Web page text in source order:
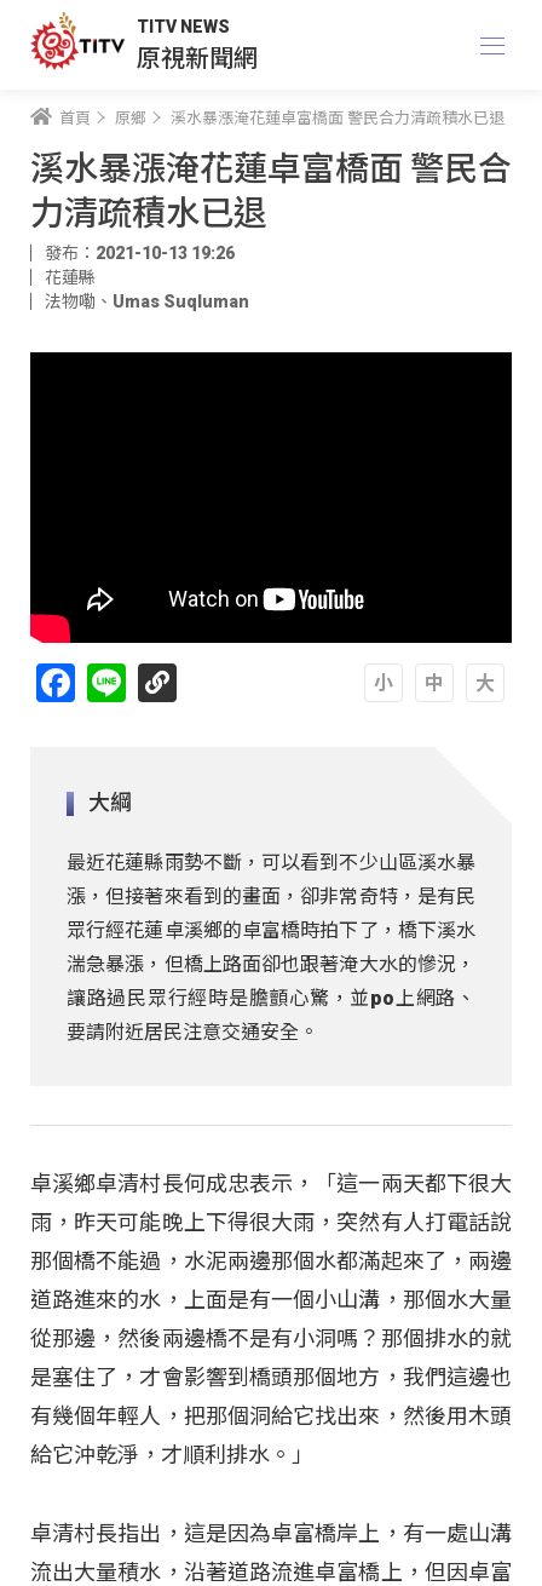
TITV NEWS
原視新聞網
首頁 原鄉 溪水暴漲淹花蓮卓富橋面 警民合力清疏積水已退
溪水暴漲淹花蓮卓富橋面 警民合
力清疏積水已退
發布：2021-10-13 19:26
花蓮縣
法物嘞 、 Umas Suqluman
Facebook
Line
大綱
最近花蓮縣雨勢不斷，可以看到不少山區溪水暴
漲，但接著來看到的畫面，卻非常奇特，是有民
眾行經花蓮卓溪鄉的卓富橋時拍下了，橋下溪水
湍急暴漲，但橋上路面卻也跟著淹大水的慘況，
讓路過民眾行經時是膽顫心驚，並po上網路、
要請附近居民注意交通安全。
卓溪鄉卓清村長何成忠表示，「這一兩天都下很大
雨，昨天可能晚上下得很大雨，突然有人打電話說
那個橋不能過，水泥兩邊那個水都滿起來了，兩邊
道路進來的水，上面是有一個小山溝，那個水大量
從那邊，然後兩邊橋不是有小洞嗎？那個排水的就
是塞住了，才會影響到橋頭那個地方，我們這邊也
有幾個年輕人，把那個洞給它找出來，然後用木頭
給它沖乾淨，才順利排水。」
卓清村長指出，這是因為卓富橋岸上，有一處山溝
流出大量積水，沿著道路流進卓富橋上，但因卓富